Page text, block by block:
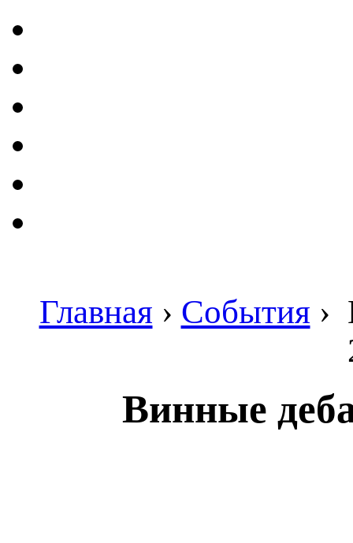
Главная › События ›
Винные